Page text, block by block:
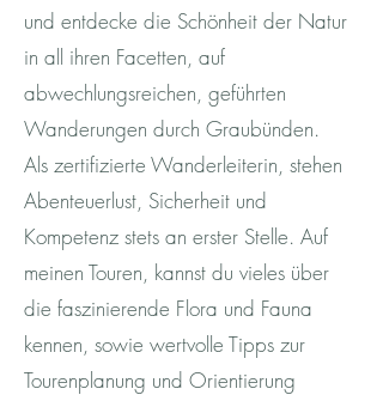
und entdecke die Schönheit der Natur
in all ihren Facetten, auf
abwechlungsreichen, geführten
Wanderungen durch Graubünden.
Als zertifizierte Wanderleiterin, stehen
Abenteuerlust, Sicherheit und
Kompetenz stets an erster Stelle. Auf
meinen Touren, kannst du vieles über
die faszinierende Flora und Fauna
kennen, sowie wertvolle Tipps zur
Tourenplanung und Orientierung